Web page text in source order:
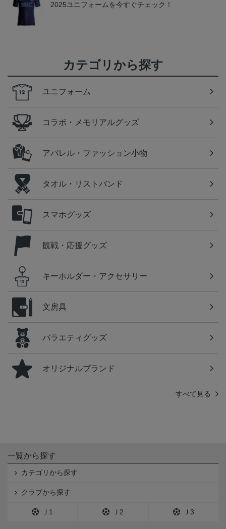
2025ユニフォームを今すぐチェック！
カテゴリから探す
ユニフォーム
コラボ・メモリアルグッズ
アパレル・ファッション小物
タオル・リストバンド
スマホグッズ
観戦・応援グッズ
キーホルダー・アクセサリー
文房具
バラエティグッズ
オリジナルブランド
すべて見る
一覧から探す
カテゴリから探す
クラブから探す
Ｊ1 Ｊ2 Ｊ3